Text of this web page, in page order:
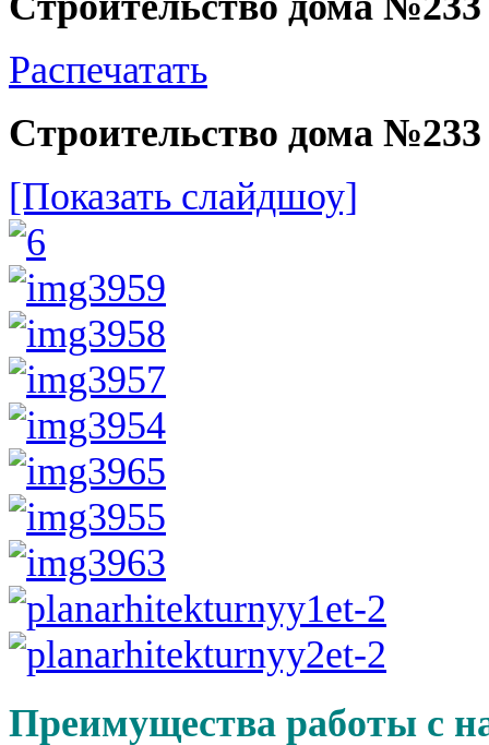
Распечатать
Строительство дома №233
[Показать слайдшоу]
Преимущества работы с